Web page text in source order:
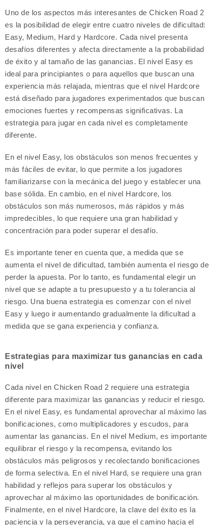
Uno de los aspectos más interesantes de Chicken Road 2
es la posibilidad de elegir entre cuatro niveles de dificultad:
Easy, Medium, Hard y Hardcore. Cada nivel presenta
desafíos diferentes y afecta directamente a la probabilidad
de éxito y al tamaño de las ganancias. El nivel Easy es
ideal para principiantes o para aquellos que buscan una
experiencia más relajada, mientras que el nivel Hardcore
está diseñado para jugadores experimentados que buscan
emociones fuertes y recompensas significativas. La
estrategia para jugar en cada nivel es completamente
diferente.
En el nivel Easy, los obstáculos son menos frecuentes y
más fáciles de evitar, lo que permite a los jugadores
familiarizarse con la mecánica del juego y establecer una
base sólida. En cambio, en el nivel Hardcore, los
obstáculos son más numerosos, más rápidos y más
impredecibles, lo que requiere una gran habilidad y
concentración para poder superar el desafío.
Es importante tener en cuenta que, a medida que se
aumenta el nivel de dificultad, también aumenta el riesgo de
perder la apuesta. Por lo tanto, es fundamental elegir un
nivel que se adapte a tu presupuesto y a tu tolerancia al
riesgo. Una buena estrategia es comenzar con el nivel
Easy y luego ir aumentando gradualmente la dificultad a
medida que se gana experiencia y confianza.
Estrategias para maximizar tus ganancias en cada
nivel
Cada nivel en Chicken Road 2 requiere una estrategia
diferente para maximizar las ganancias y reducir el riesgo.
En el nivel Easy, es fundamental aprovechar al máximo las
bonificaciones, como multiplicadores y escudos, para
aumentar las ganancias. En el nivel Medium, es importante
equilibrar el riesgo y la recompensa, evitando los
obstáculos más peligrosos y recolectando bonificaciones
de forma selectiva. En el nivel Hard, se requiere una gran
habilidad y reflejos para superar los obstáculos y
aprovechar al máximo las oportunidades de bonificación.
Finalmente, en el nivel Hardcore, la clave del éxito es la
paciencia y la perseverancia, ya que el camino hacia el